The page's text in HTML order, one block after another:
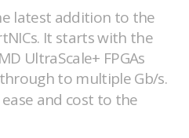
latest addition to the
It starts with the
UltraScale+ FPGAs
to multiple Gb/s.
and cost to the